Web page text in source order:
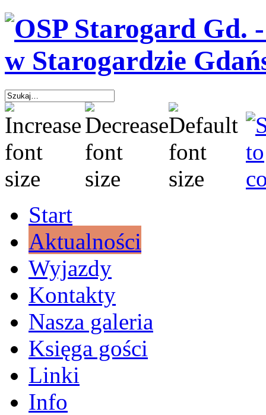
Start
Aktualności
Wyjazdy
Kontakty
Nasza galeria
Księga gości
Linki
Info